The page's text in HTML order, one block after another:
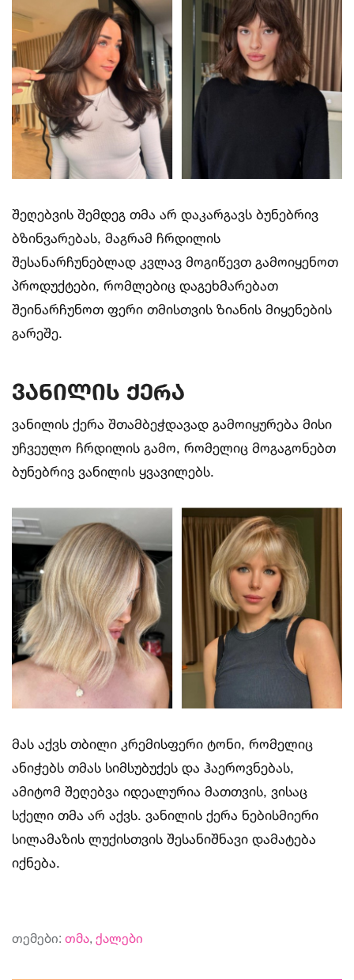
შეღებვის შემდეგ თმა არ დაკარგავს ბუნებრივ
ბზინვარებას, მაგრამ ჩრდილის
შესანარჩუნებლად კვლავ მოგიწევთ გამოიყენოთ
პროდუქტები, რომლებიც დაგეხმარებათ
შეინარჩუნოთ ფერი თმისთვის ზიანის მიყენების
გარეშე.
ვანილის ქერა
ვანილის ქერა შთამბეჭდავად გამოიყურება მისი
უჩვეულო ჩრდილის გამო, რომელიც მოგაგონებთ
ბუნებრივ ვანილის ყვავილებს.
მას აქვს თბილი კრემისფერი ტონი, რომელიც
ანიჭებს თმას სიმსუბუქეს და ჰაეროვნებას,
ამიტომ შეღებვა იდეალურია მათთვის, ვისაც
სქელი თმა არ აქვს. ვანილის ქერა ნებისმიერი
სილამაზის ლუქისთვის შესანიშნავი დამატება
იქნება.
თემები: თმა, ქალები